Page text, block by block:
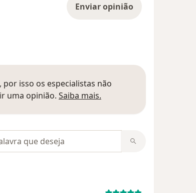
Enviar opinião
isso os especialistas não
uma opinião. Saiba mais.
opiniões